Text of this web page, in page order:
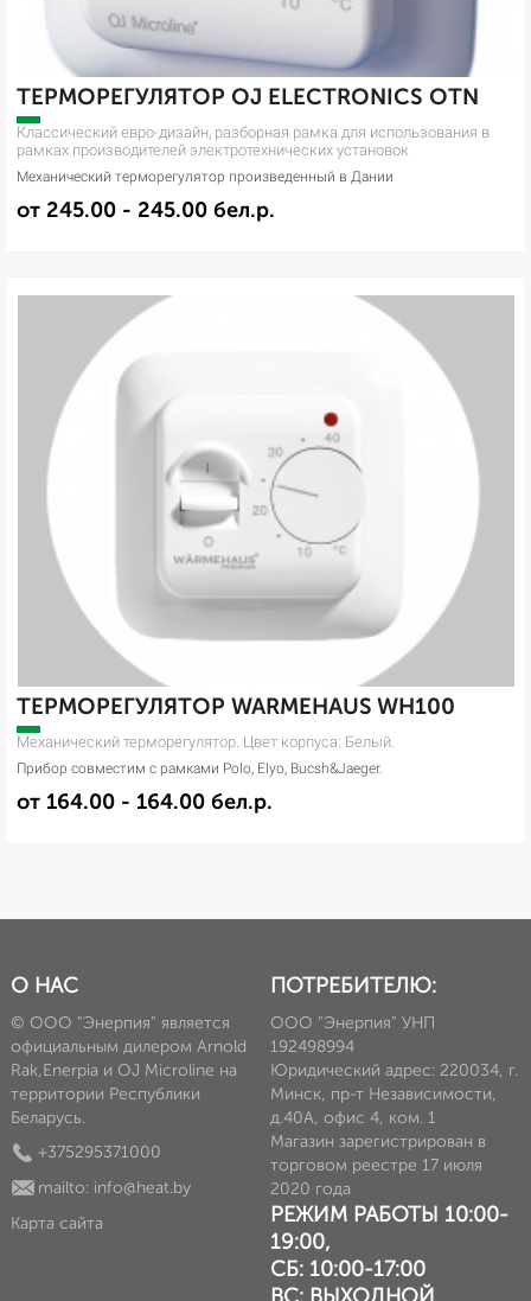
ТЕРМОРЕГУЛЯТОР OJ ELECTRONICS OTN
Классический евро-дизайн, разборная рамка для использования в
рамках производителей электротехнических установок
Механический терморегулятор произведенный в Дании
от 245.00 - 245.00 бел.р.
ТЕРМОРЕГУЛЯТОР WARMEHAUS WH100
Механический терморегулятор. Цвет корпуса: Белый.
Прибор совместим с рамками Polo, Elyo, Bucsh&Jaeger.
от 164.00 - 164.00 бел.р.
О НАС
© ООО "Энерпия" является
официальным дилером Arnold
Rak,Enerpia и OJ Microline на
территории Республики
Беларусь.
+375295371000
mailto: info@heat.by
Карта сайта
ПОТРЕБИТЕЛЮ:
ООО "Энерпия" УНП
192498994
Юридический адрес: 220034, г.
Минск, пр-т Независимости,
д.40А, офис 4, ком. 1
Магазин зарегистрирован в
торговом реестре 17 июля
2020 года
РЕЖИМ РАБОТЫ 10:00-
19:00,
СБ: 10:00-17:00